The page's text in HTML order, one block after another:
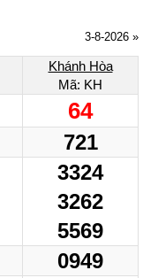
3-8-2026 »
Khánh Hòa
Mã: KH
64
721
3324
3262
5569
0949